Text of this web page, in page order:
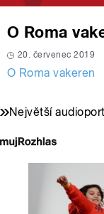
O Roma
20. červenec 2019
O Roma vakeren
Největší